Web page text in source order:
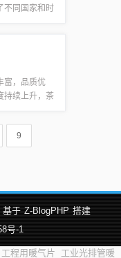
不同国家和时
是，这些...
富，品质优
持续上升，茶
者前来品茗
导读目录...
9
基于 Z-BlogPHP 搭建
号-1
工程用暖气片 工业光排管暖